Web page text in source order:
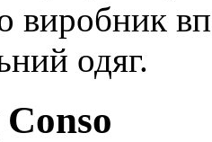
виробник
одяг.